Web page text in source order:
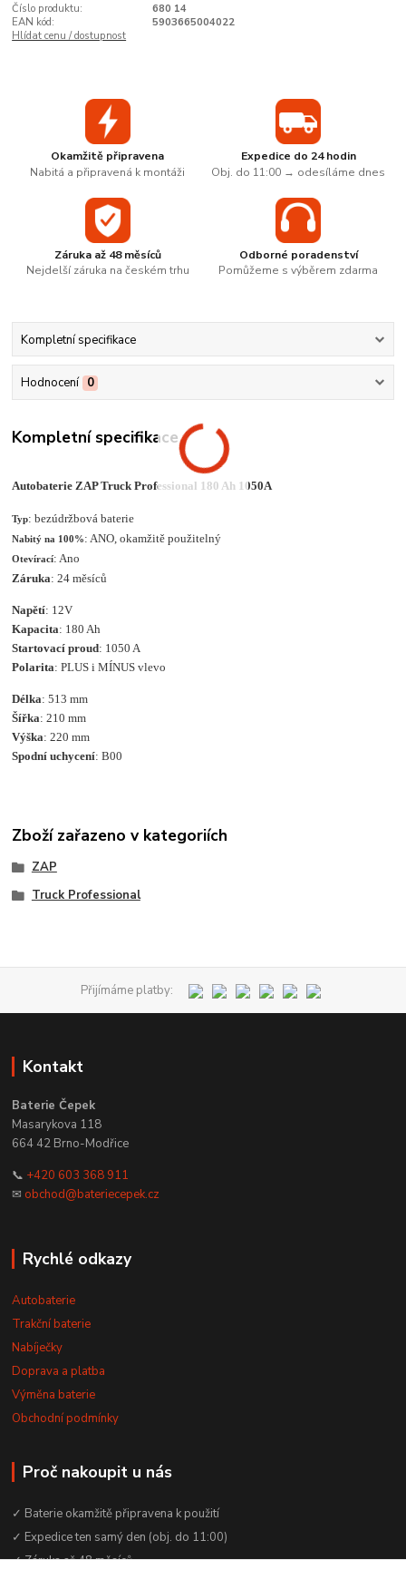
Číslo produktu:
680 14
EAN kód:
5903665004022
Hlídat cenu / dostupnost
Okamžitě připravena
Nabitá a připravená k montáži
Expedice do 24 hodin
Obj. do 11:00 → odesíláme dnes
Záruka až 48 měsíců
Nejdelší záruka na českém trhu
Odborné poradenství
Pomůžeme s výběrem zdarma
Kompletní specifikace
Hodnocení 0
Kompletní specifikace
Autobaterie ZAP Truck Professional 180 Ah 1050A
Typ: bezúdržbová baterie
Nabitý na 100%: ANO, okamžitě použitelný
Otevírací: Ano
Záruka: 24 měsíců
Napětí: 12V
Kapacita: 180 Ah
Startovací proud: 1050 A
Polarita: PLUS i MÍNUS vlevo
Délka: 513 mm
Šířka: 210 mm
Výška: 220 mm
Spodní uchycení: B00
Zboží zařazeno v kategoriích
ZAP
Truck Professional
Přijímáme platby:
Kontakt
Baterie Čepek
Masarykova 118
664 42 Brno-Modřice
📞 +420 603 368 911
✉ obchod@bateriecepek.cz
Rychlé odkazy
Autobaterie
Trakční baterie
Nabíječky
Doprava a platba
Výměna baterie
Obchodní podmínky
Proč nakoupit u nás
✓ Baterie okamžitě připravena k použití
✓ Expedice ten samý den (obj. do 11:00)
✓ Záruka až 48 měsíců